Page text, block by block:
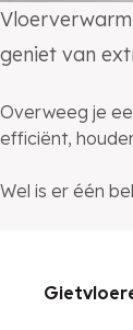
geniet van
Overweeg je
efficiënt,
Wel is er één